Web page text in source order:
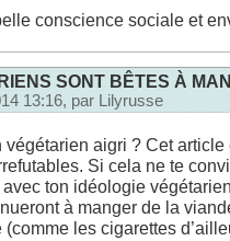
conscience sociale et
SONT BÊTES À
13:16, par Lilyrusse
végétarien aigri ? Cet
Si cela ne te
ton idéologie
à manger de la
(comme les cigarettes